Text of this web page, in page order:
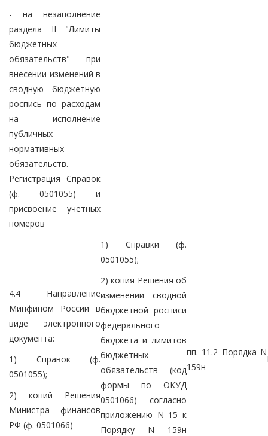
- на незаполнение
раздела II "Лимиты
бюджетных
обязательств" при
внесении изменений в
сводную бюджетную
роспись по расходам
на исполнение
публичных
нормативных
обязательств.
Регистрация Справок
(ф. 0501055) и
присвоение учетных
номеров
4.4 Направление
Минфином России в
виде электронного
документа:
1) Справок (ф.
0501055);
2) копий Решения
Министра финансов
РФ (ф. 0501066)
1) Справки (ф.
0501055);
2) копия Решения об
изменении сводной
бюджетной росписи
федерального
бюджета и лимитов
бюджетных
обязательств (код
формы по ОКУД
0501066) согласно
приложению N 15 к
Порядку N 159н
пп. 11.2 Порядка N
159н